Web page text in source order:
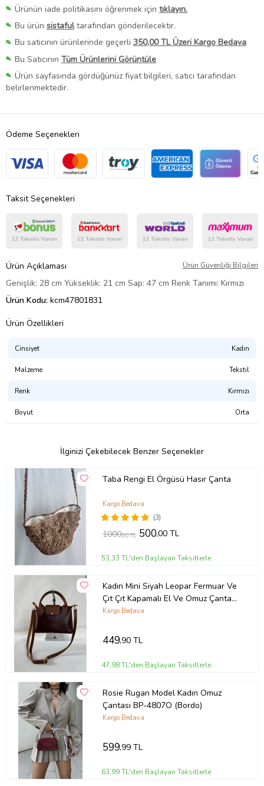
Ürünün iade politikasını öğrenmek için tıklayın.
Bu ürün sistafultarafından gönderilecektir.
Bu satıcının ürünlerinde geçerli 350,00 TL Üzeri Kargo Bedava
Bu Satıcının Tüm Ürünlerini Görüntüle
Ürün sayfasında gördüğünüz fiyat bilgileri, satıcı tarafından
belirlenmektedir.
Ödeme Seçenekleri
Taksit Seçenekleri
Ürün Açıklaması Ürün Güvenliği Bilgileri
Genişlik: 28 cm Yükseklik: 21 cm Sap: 47 cm Renk Tanımı: Kırmızı
Ürün Kodu: kcm47801831
Ürün Özellikleri
Cinsiyet Kadın
Malzeme Tekstil
Renk Kırmızı
Boyut Orta
İlginizi Çekebilecek Benzer Seçenekler
Taba Rengi El Örgüsü Hasır Çanta
(3)
Kargo Bedava
1000,00 TL 500,00 TL
53,33 TL'den Başlayan Taksitlerle
Kadın Mini Siyah Leopar Fermuar Ve
Çıt Çıt Kapamalı El Ve Omuz Çantası
(Bordo)
Kargo Bedava
449,90 TL
47,98 TL'den Başlayan Taksitlerle
Rosie Rugan Model Kadın Omuz
Çantası BP-4807O (Bordo)
Kargo Bedava
599,99 TL
63,99 TL'den Başlayan Taksitlerle